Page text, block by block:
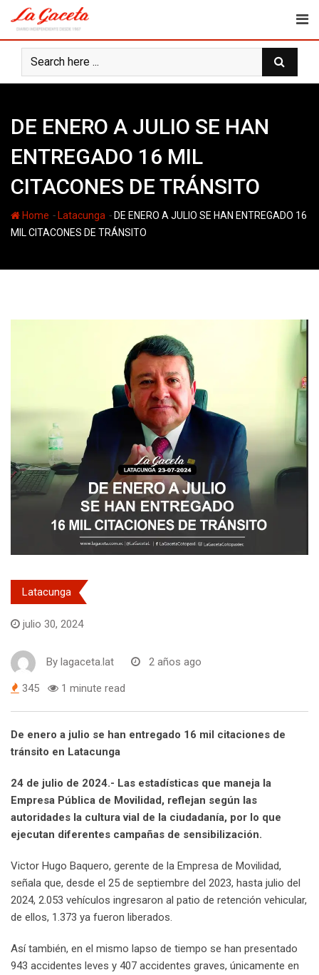
content
DE ENERO A JULIO SE HAN
ENTREGADO 16 MIL
CITACONES DE TRÁNSITO
Home - Latacunga - DE ENERO A JULIO SE HAN ENTREGADO 16
MIL CITACONES DE TRÁNSITO
Latacunga
julio 30, 2024
By lagaceta.lat 2 años ago
345 1 minute read
De enero a julio se han entregado 16 mil citaciones de
tránsito en Latacunga
24 de julio de 2024.- Las estadísticas que maneja la
Empresa Pública de Movilidad, reflejan según las
autoridades la cultura vial de la ciudadanía, por lo que
ejecutan diferentes campañas de sensibilización.
Victor Hugo Baquero, gerente de la Empresa de Movilidad,
señala que, desde el 25 de septiembre del 2023, hasta julio del
2024, 2.053 vehículos ingresaron al patio de retención vehicular,
de ellos, 1.373 ya fueron liberados.
Así también, en el mismo lapso de tiempo se han presentado
943 accidentes leves y 407 accidentes graves, únicamente en